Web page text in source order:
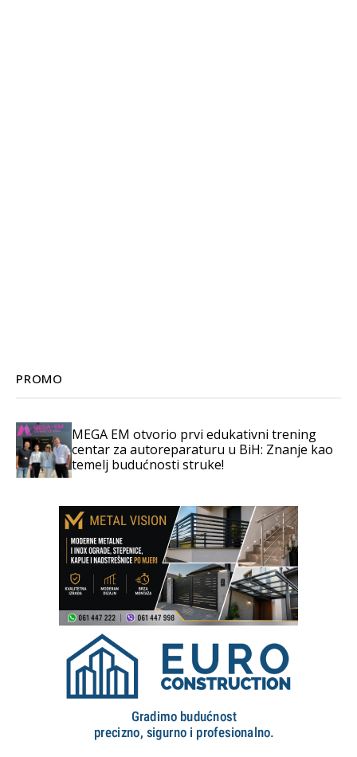
PROMO
MEGA EM otvorio prvi edukativni trening
centar za autoreparaturu u BiH: Znanje kao
temelj budućnosti struke!